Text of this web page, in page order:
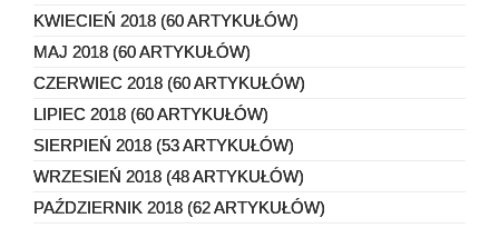
KWIECIEŃ 2018 (60 ARTYKUŁÓW)
MAJ 2018 (60 ARTYKUŁÓW)
CZERWIEC 2018 (60 ARTYKUŁÓW)
LIPIEC 2018 (60 ARTYKUŁÓW)
SIERPIEŃ 2018 (53 ARTYKUŁÓW)
WRZESIEŃ 2018 (48 ARTYKUŁÓW)
PAŹDZIERNIK 2018 (62 ARTYKUŁÓW)